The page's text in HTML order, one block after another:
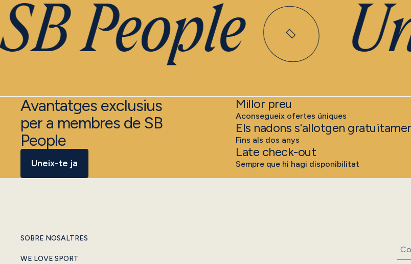
People
Avantatges exclusius
per a membres de SB
People
Uneix-te ja
Millor preu
Aconsegueix ofertes úniques
Els nadons s'allotgen
Fins als dos anys
Late check-out
Sempre que hi hagi disponibilitat
SOBRE NOSALTRES
WE LOVE SPORT